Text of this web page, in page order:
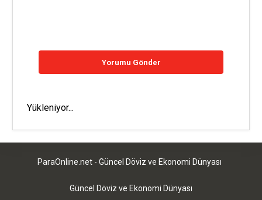
Yükleniyor...
ParaOnline.net - Güncel Döviz ve Ekonomi Dünyası
Güncel Döviz ve Ekonomi Dünyası